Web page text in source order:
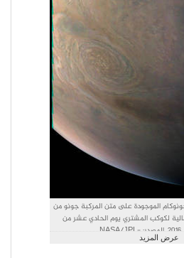
الموجودة على متن المركبة جونو من
لكوكب المشتري يوم الحادي عشر من
ديسمبر عام 2016. المصدر: NASA/JPL-
Caltech/SwRI/MSSS/Gerald
عرض المزيد